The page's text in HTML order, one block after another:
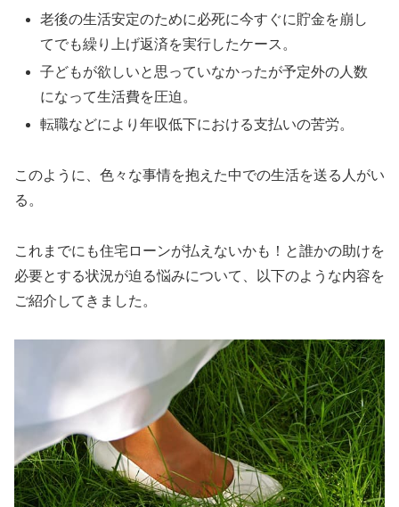
老後の生活安定のために必死に今すぐに貯金を崩し
てでも繰り上げ返済を実行したケース。
子どもが欲しいと思っていなかったが予定外の人数
になって生活費を圧迫。
転職などにより年収低下における支払いの苦労。
このように、色々な事情を抱えた中での生活を送る人がい
る。
これまでにも住宅ローンが払えないかも！と誰かの助けを
必要とする状況が迫る悩みについて、以下のような内容を
ご紹介してきました。